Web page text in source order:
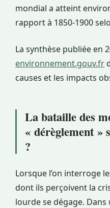
mondial a atteint
rapport à 1850-1900
La synthèse publiée en
environnement.gouv.fr
causes et les impacts
La bataille des
« dérèglement »
?
Lorsque l’on interroge
dont ils perçoivent la
lourde se dégage.